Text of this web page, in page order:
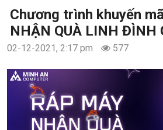
Chương trình khuyến
NHẬN QUÀ LINH ĐÌNH
02-12-2021, 2:17 pm 577